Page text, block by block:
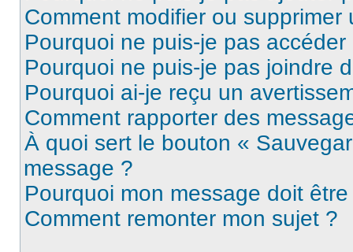
Comment modifier ou supprimer
Pourquoi ne puis-je pas
Pourquoi ne puis-je pas joindre
Pourquoi ai-je reçu un
Comment rapporter des
À quoi sert le bouton «
message ?
Pourquoi mon message doit
Comment remonter mon sujet ?